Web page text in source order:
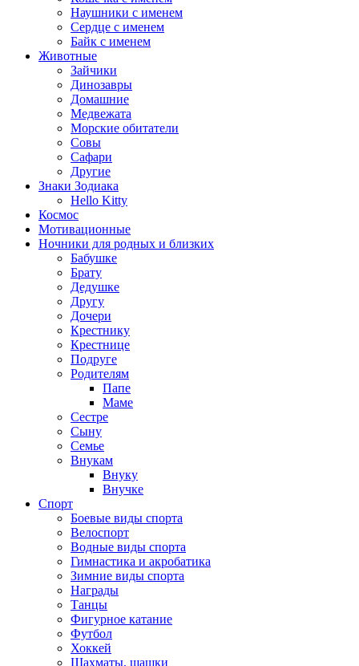
Наушники с именем
Сердце с именем
Байк с именем
Животные
Зайчики
Динозавры
Домашние
Медвежата
Морские обитатели
Совы
Сафари
Другие
Знаки Зодиака
Hello Kitty
Космос
Мотивационные
Ночники для родных и близких
Бабушке
Брату
Дедушке
Другу
Дочери
Крестнику
Крестнице
Подруге
Родителям
Папе
Маме
Сестре
Сыну
Семье
Внукам
Внуку
Внучке
Спорт
Боевые виды спорта
Велоспорт
Водные виды спорта
Гимнастика и акробатика
Зимние виды спорта
Награды
Танцы
Фигурное катание
Футбол
Хоккей
Шахматы, шашки